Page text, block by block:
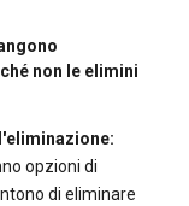
non le elimini
opzioni di
di eliminare